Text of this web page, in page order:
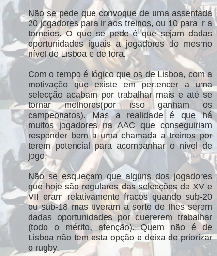
Não se pede que convoque de uma assentada
20 jogadores para ir aos treinos, ou 10 para ir a
torneios. O que se pede é que sejam dadas
oportunidades iguais a jogadores do mesmo
nível de Lisboa e de fora.
Com o tempo é lógico que os de Lisboa, com a
motivação que existe em pertencer a uma
selecção acabam por trabalhar mais e até se
tornar melhores(por isso ganham os
campeonatos). Mas a realidade é que há
muitos jogadores na AAC que conseguiriam
responder bem a uma chamada a treinos por
terem potencial para acompanhar o nível de
jogo.
Não se esqueçam que alguns dos jogadores
que hoje são regulares das selecções de XV e
VII eram relativamente fracos quando sub-20
ou sub-18 mas tiveram a sorte de lhes serem
dadas oportunidades por quererem trabalhar
(todo o mérito, atenção). Quem não é de
Lisboa não tem esta opção e deixa de priorizar
o rugby.